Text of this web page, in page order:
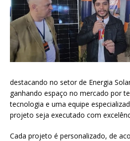
destacando no setor de Energia
ganhando espaço no mercado por
tecnologia e uma equipe
projeto seja executado com
Cada projeto é personalizado, de